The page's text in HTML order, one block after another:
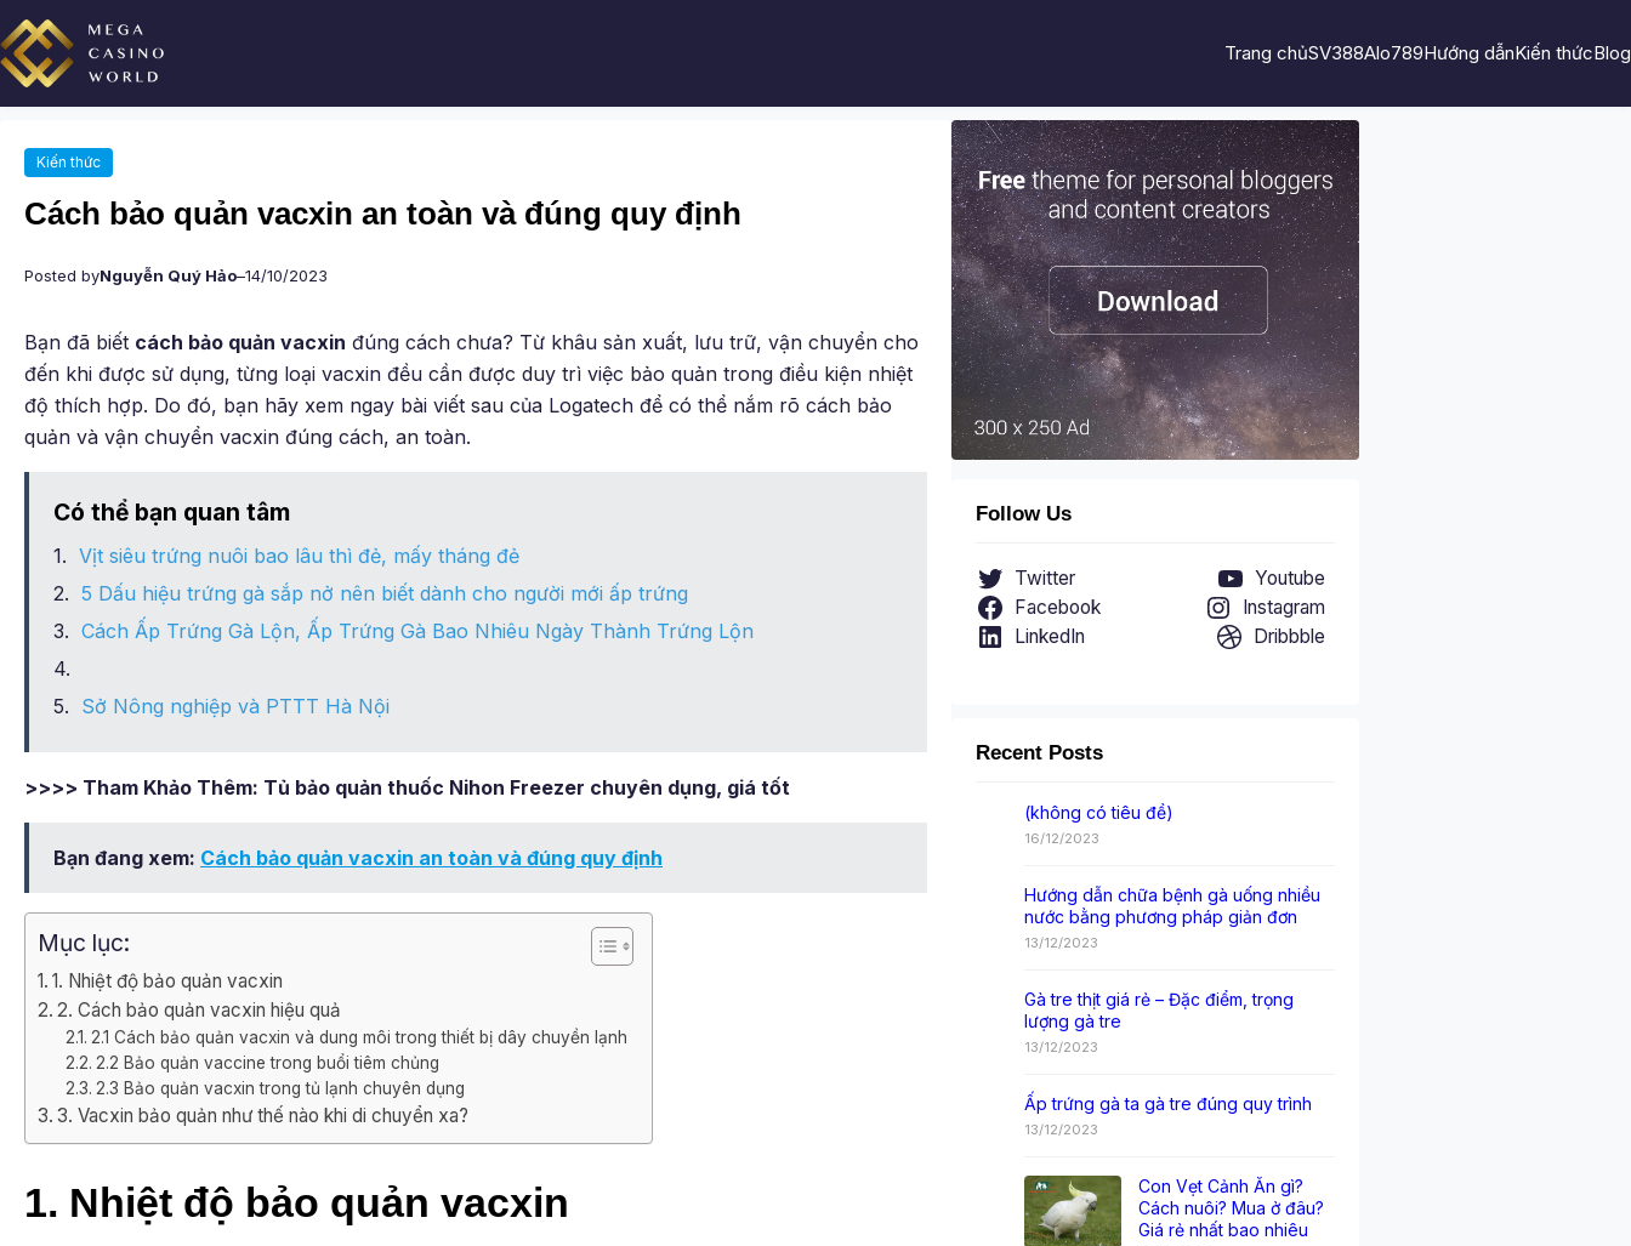
Chuyển
đến
phần
nội
Trang chủSV388Alo789Hướng dẫnKiến thứcBlog
Kiến thức
Cách bảo quản vacxin an toàn và đúng quy định
Posted byNguyễn Quý Hảo–14/10/2023
Bạn đã biết cách bảo quản vacxin đúng cách chưa? Từ khâu sản xuất, lưu trữ, vận chuyển cho
đến khi được sử dụng, từng loại vacxin đều cần được duy trì việc bảo quản trong điều kiện nhiệt
độ thích hợp. Do đó, bạn hãy xem ngay bài viết sau của Logatech để có thể nắm rõ cách bảo
quản và vận chuyển vacxin đúng cách, an toàn.
Có thể bạn quan tâm
Vịt siêu trứng nuôi bao lâu thì đẻ, mấy tháng đẻ
5 Dấu hiệu trứng gà sắp nở nên biết dành cho người mới ấp trứng
Cách Ấp Trứng Gà Lộn, Ấp Trứng Gà Bao Nhiêu Ngày Thành Trứng Lộn
Sở Nông nghiệp và PTTT Hà Nội
>>>> Tham Khảo Thêm: Tủ bảo quản thuốc Nihon Freezer chuyên dụng, giá tốt
Bạn đang xem: Cách bảo quản vacxin an toàn và đúng quy định
Mục lục:
1. Nhiệt độ bảo quản vacxin
2. Cách bảo quản vacxin hiệu quả
2.1 Cách bảo quản vacxin và dung môi trong thiết bị dây chuyền lạnh
2.2 Bảo quản vaccine trong buổi tiêm chủng
2.3 Bảo quản vacxin trong tủ lạnh chuyên dụng
3. Vacxin bảo quản như thế nào khi di chuyển xa?
1. Nhiệt độ bảo quản vacxin
Follow Us
Twitter
Youtube
Facebook
Instagram
LinkedIn
Dribbble
Recent Posts
(không có tiêu đề)
16/12/2023
Hướng dẫn chữa bệnh gà uống nhiều
nước bằng phương pháp giản đơn
13/12/2023
Gà tre thịt giá rẻ – Đặc điểm, trọng
lượng gà tre
13/12/2023
Ấp trứng gà ta gà tre đúng quy trình
13/12/2023
Con Vẹt Cảnh Ăn gì?
Cách nuôi? Mua ở đâu?
Giá rẻ nhất bao nhiêu